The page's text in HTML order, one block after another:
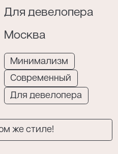
Для девелопера
Москва
Минимализм
Современный
Для девелопера
же стиле!